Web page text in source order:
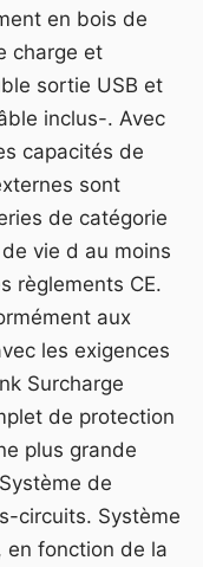
en bois de
charge et
sortie USB et
inclus-. Avec
capacités de
sont
de catégorie
vie d au moins
règlements CE.
aux
les exigences
Surcharge
de protection
plus grande
de
circuits. Système
fonction de la